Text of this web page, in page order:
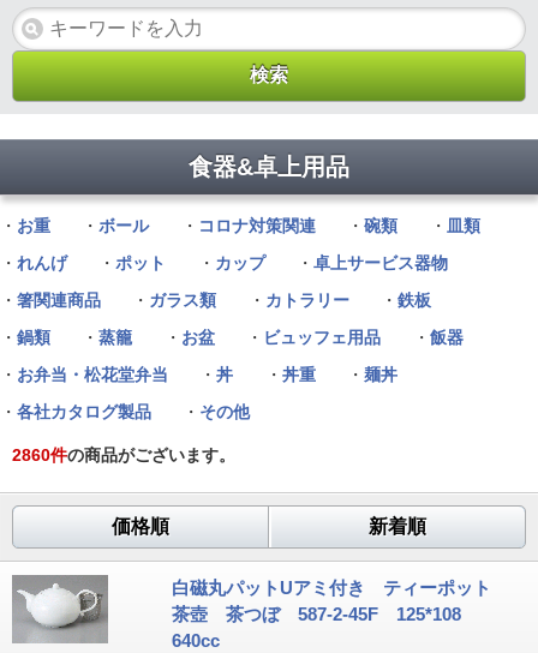
食器&卓上用品
・ お重 ・ボール ・ コロナ対策関連 ・碗類 ・ 皿類
・ れんげ ・ポット ・ カップ ・卓上サービス器物
・ 箸関連商品 ・ ガラス類 ・ カトラリー ・鉄板
・ 鍋類 ・蒸籠 ・ お盆 ・ ビュッフェ用品 ・ 飯器
・ お弁当・松花堂弁当 ・丼 ・ 丼重 ・麺丼
・ 各社カタログ製品 ・ その他
2860件の商品がございます。
価格順 新着順
白磁丸パットUアミ付き ティーポット
茶壺 茶つぼ 587-2-45F 125*108
640cc